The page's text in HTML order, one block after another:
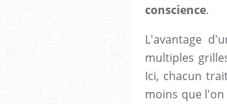
conscience.
L'avantage
multiples
Ici, chacun
moins que l'on